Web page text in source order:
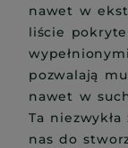
nawet w
liście
pozwalają
nawet w
Ta
nas do